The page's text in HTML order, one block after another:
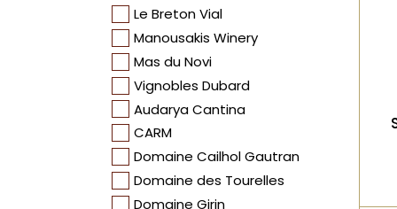
Le Breton Vial
Manousakis Winery
Mas du Novi
Vignobles Dubard
Audarya Cantina
CARM
Domaine Cailhol Gautran
Domaine des Tourelles
Domaine Girin